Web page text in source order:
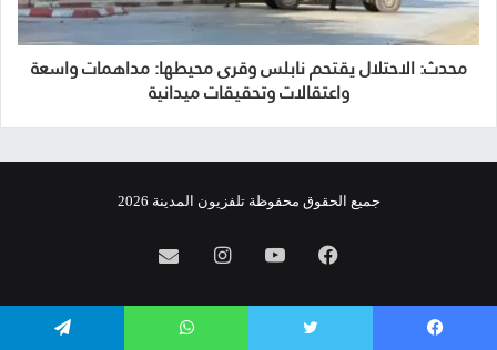
محدث: الاحتلال يقتحم نابلس وقرى محيطها: مداهمات واسعة
واعتقالات وتحقيقات ميدانية
جميع الحقوق محفوظة تلفزيون المدينة 2026
فيسبوكيوتيوبانستقرامinfo@almadina.tv